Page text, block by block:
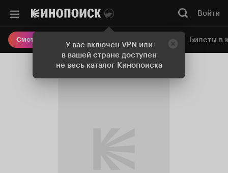
У вас включен VPN или
в вашей стране доступен
не весь каталог Кинопоиска
Войти
Смотреть кино Онлайн-кинотеатр Билеты в